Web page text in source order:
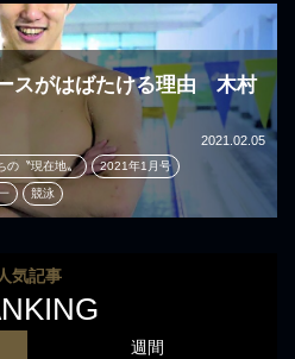
スがはばたける理由 木村
2021.02.05
の〝現在地〟 2021年1月号
競泳
気記事
週間